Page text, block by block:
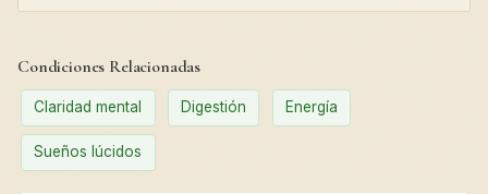
Condiciones Relacionadas
Claridad mental Digestión Energía
Sueños lúcidos